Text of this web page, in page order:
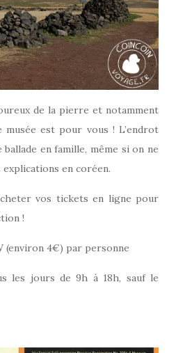
de la pierre et notamment
musée est pour vous ! L’endrot
en famille, même si on ne
en coréen.
vos tickets en ligne pour
!
(environ 4€) par personne
les jours de 9h à 18h, sauf le